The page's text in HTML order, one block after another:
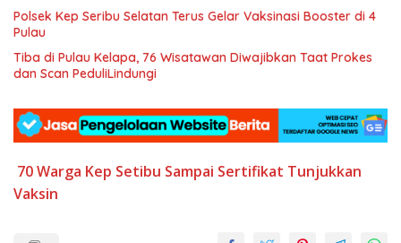
Polsek Kep Seribu Selatan Terus Gelar Vaksinasi Booster di 4
Pulau
Tiba di Pulau Kelapa, 76 Wisatawan Diwajibkan Taat Prokes
dan Scan PeduliLindungi
70 Warga Kep Setibu Sampai Sertifikat Tunjukkan
Vaksin